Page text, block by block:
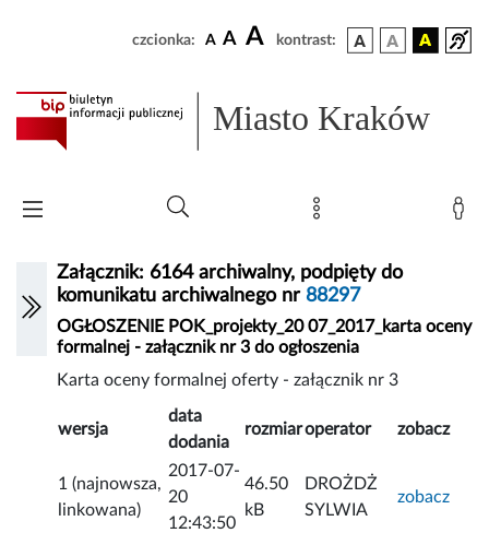
czcionka: A A A kontrast:
Miasto Kraków
Załącznik: 6164 archiwalny, podpięty do
komunikatu archiwalnego nr 88297
OGŁOSZENIE POK_projekty_20 07_2017_karta oceny
formalnej - załącznik nr 3 do ogłoszenia
Karta oceny formalnej oferty - załącznik nr 3
wersja
data
dodania
rozmiaroperator zobacz
1 (najnowsza,
linkowana)
2017-07-
20
12:43:50
46.50
kB
DROŻDŻ
SYLWIA
zobacz